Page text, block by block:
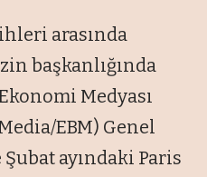
arasında
başkanlığında
Medyası
EBM) Genel
ayındaki Paris